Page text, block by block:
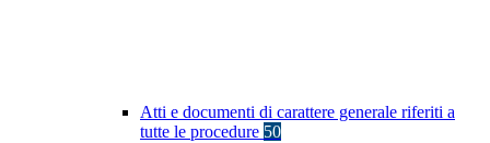
Atti e documenti di carattere generale riferiti a
tutte le procedure 50